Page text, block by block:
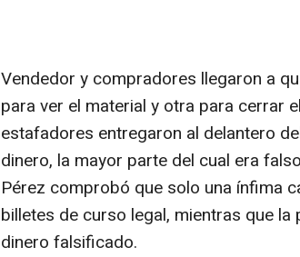
Vendedor y compradores llegaron a
para ver el material y otra para cerrar
estafadores entregaron al delantero
dinero, la mayor parte del cual era
Pérez comprobó que solo una ínfima
billetes de curso legal, mientras que
dinero falsificado.